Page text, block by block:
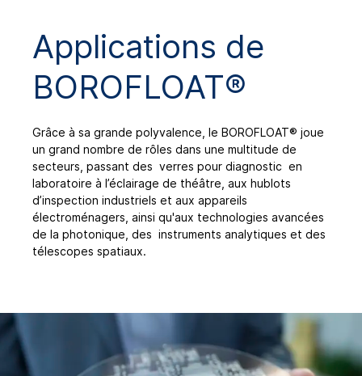
Caractéristiques techniques
Gamme de produits
Téléchargements
Applications de
BOROFLOAT®
Grâce à sa grande polyvalence, le BOROFLOAT® joue
un grand nombre de rôles dans une multitude de
secteurs, passant des verres pour diagnostic en
laboratoire à l’éclairage de théâtre, aux hublots
d’inspection industriels et aux appareils
électroménagers, ainsi qu'aux technologies avancées
de la photonique, des instruments analytiques et des
télescopes spatiaux.